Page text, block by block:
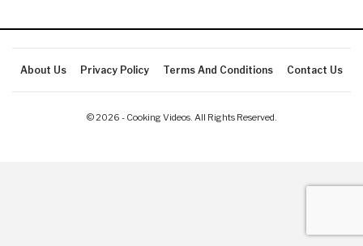
About Us Privacy Policy Terms And Conditions Contact Us
© 2026 - Cooking Videos. All Rights Reserved.